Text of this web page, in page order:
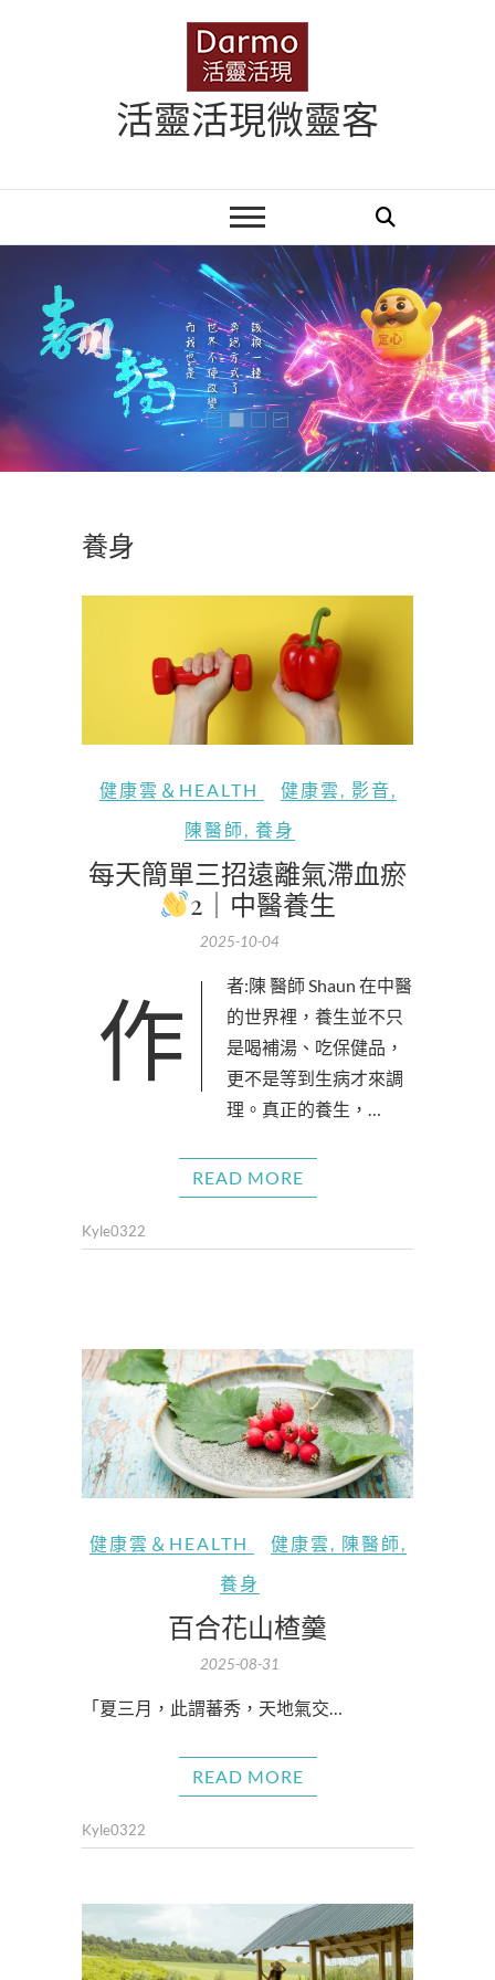
活靈活現微靈客
養身
健康雲＆HEALTH 健康雲 影音
陳醫師
養身
每天簡單三招遠離氣滯血瘀
2｜中醫養生
2025-10-04
作者:陳 醫師 Shaun 在中醫
的世界裡，養生並不只
是喝補湯、吃保健品，
更不是等到生病才來調
理。真正的養生，…
READ MORE
Kyle0322
健康雲＆HEALTH 健康雲 陳醫師
養身
百合花山楂羹
2025-08-31
「夏三月，此謂蕃秀，天地氣交…
READ MORE
Kyle0322